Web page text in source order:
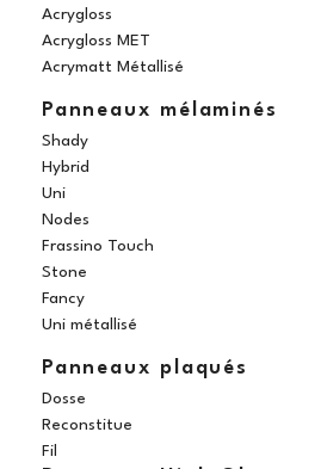
Acrygloss
Acrygloss MET
Acrymatt Métallisé
Panneaux mélaminés
Shady
Hybrid
Uni
Nodes
Frassino Touch
Stone
Fancy
Uni métallisé
Panneaux plaqués
Dosse
Reconstitue
Fil